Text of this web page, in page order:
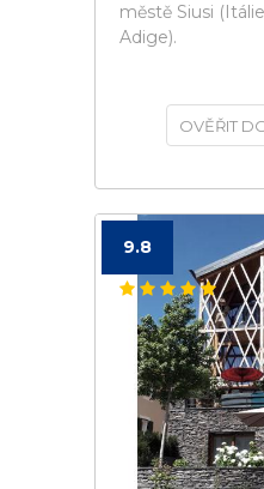
městě Siusi
Adige).
OVĚŘIT
9.8